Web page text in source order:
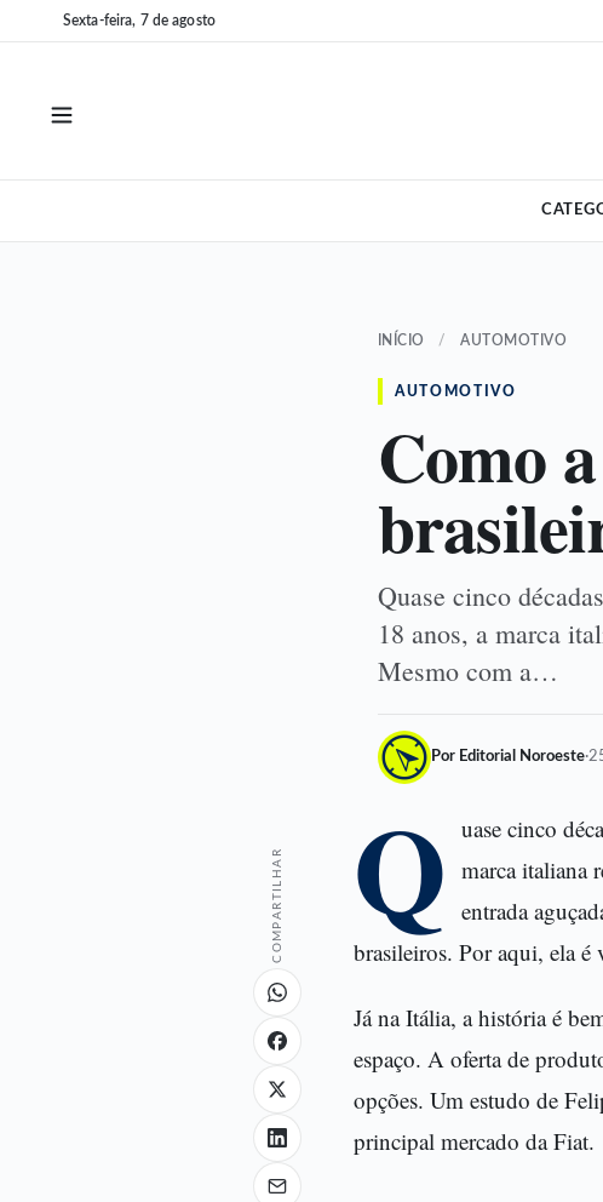
para
para
Sexta-feira, 7 de agosto
INÍCIO / AUTOMOTIVO
AUTOMOTIVO
Como
Quase cinco
18 anos, a marca
Mesmo com a…
Por Editorial Noroeste·
COMPARTILHAR Q uase cinco
marca italiana
entrada
brasileiros. Por aqui, ela é
Já na Itália, a história é
espaço. A oferta de
opções. Um estudo de
principal mercado da Fiat.